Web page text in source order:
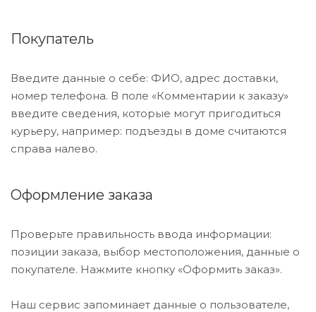
Покупатель
Введите данные о себе: ФИО, адрес доставки,
номер телефона. В поле «Комментарии к заказу»
введите сведения, которые могут пригодиться
курьеру, например: подъезды в доме считаются
справа налево.
Оформление заказа
Проверьте правильность ввода информации:
позиции заказа, выбор местоположения, данные о
покупателе. Нажмите кнопку «Оформить заказ».
Наш сервис запоминает данные о пользователе,